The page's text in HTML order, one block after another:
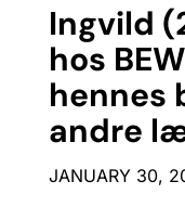
Ingvild
hos
hennes
andre
JANUARY 30,